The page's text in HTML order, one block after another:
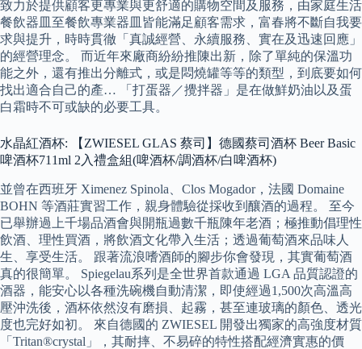
致力於提供顧客更專業與更舒適的購物空間及服務，由家庭生活
餐飲器皿至餐飲專業器皿皆能滿足顧客需求，富春將不斷自我要
求與提升，時時貫徹「真誠經營、永續服務、實在及迅速回應」
的經營理念。 而近年來廠商紛紛推陳出新，除了單純的保溫功
能之外，還有推出分離式，或是悶燒罐等等的類型，到底要如何
找出適合自己的產… 「打蛋器／攪拌器」是在做鮮奶油以及蛋
白霜時不可或缺的必要工具。
水晶紅酒杯: 【ZWIESEL GLAS 蔡司】德國蔡司酒杯 Beer Basic
啤酒杯711ml 2入禮盒組(啤酒杯/調酒杯/白啤酒杯)
並曾在西班牙 Ximenez Spinola、Clos Mogador，法國 Domaine
BOHN 等酒莊實習工作，親身體驗從採收到釀酒的過程。 至今
已舉辦過上千場品酒會與開瓶過數千瓶陳年老酒；極推動倡理性
飲酒、理性買酒，將飲酒文化帶入生活；透過葡萄酒來品味人
生、享受生活。 跟著流浪嗜酒師的腳步你會發現，其實葡萄酒
真的很簡單。 Spiegelau系列是全世界首款通過 LGA 品質認證的
酒器，能安心以各種洗碗機自動清潔，即使經過1,500次高溫高
壓沖洗後，酒杯依然沒有磨損、起霧，甚至連玻璃的顏色、透光
度也完好如初。 來自德國的 ZWIESEL 開發出獨家的高強度材質
「Tritan®crystal」，其耐摔、不易碎的特性搭配經濟實惠的價